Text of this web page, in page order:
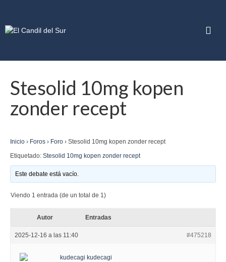
Stesolid 10mg kopen
zonder recept
Inicio › Foros › Foro › Stesolid 10mg kopen zonder recept
Etiquetado: Stesolid 10mg kopen zonder recept
Este debate está vacío.
Viendo 1 entrada (de un total de 1)
Autor Entradas
2025-12-16 a las 11:40 #475218
kudecagi kudecagi